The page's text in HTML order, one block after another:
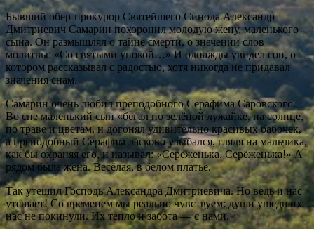
Бывший обер-прокурор Святейшего Синода Александр
Дмитриевич Самарин похоронил молодую жену, маленького
сына. Он размышлял о тайне смерти, о значении слов
молитвы: «Со святыми упокой…» И однажды увидел сон, о
котором рассказывал с радостью, хотя никогда не придавал
значения снам.
Самарин очень любил преподобного Серафима Саровского.
Во сне маленький сын «бегал по зелёной лужайке, на солнце,
по траве и цветам, и догонял удивительно красивых бабочек,
а преподобный Серафим ласково улыбался, глядя на мальчика,
как бы охраняя его, и называл: «Серёженька, Серёженька!» А
рядом была жена. Весёлая, в белом платье.
Так утешил Господь Александра Дмитриевича. Но ведь и нас
утешает! Со временем мы реально чувствуем: души ушедших
нас не покинули. Их тепло и забота — с нами.